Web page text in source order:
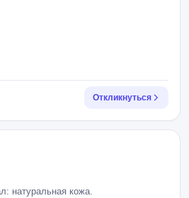
Откликнуться
натуральная кожа.